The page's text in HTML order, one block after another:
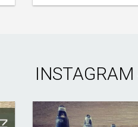
INSTAGRAM